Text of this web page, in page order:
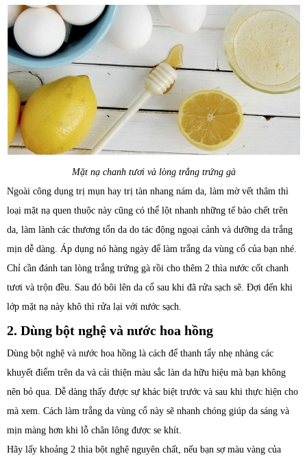
Mặt nạ chanh tươi và lòng trắng trứng gà
Ngoài công dụng trị mụn hay trị tàn nhang nám da, làm mờ vết thâm thì
loại mặt nạ quen thuộc này cũng có thể lột nhanh những tế bào chết trên
da, làm lành các thương tổn da do tác động ngoại cảnh và dưỡng da trắng
mịn dễ dàng. Áp dụng nó hàng ngày để làm trắng da vùng cổ của bạn nhé.
Chỉ cần đánh tan lòng trắng trứng gà rồi cho thêm 2 thìa nước cốt chanh
tươi và trộn đều. Sau đó bôi lên da cổ sau khi đã rửa sạch sẽ. Đợi đến khi
lớp mặt nạ này khô thì rửa lại với nước sạch.
2. Dùng bột nghệ và nước hoa hồng
Dùng bột nghệ và nước hoa hồng là cách để thanh tẩy nhẹ nhàng các
khuyết điểm trên da và cải thiện màu sắc làn da hữu hiệu mà bạn không
nên bỏ qua. Dễ dàng thấy được sự khác biệt trước và sau khi thực hiện cho
mà xem. Cách làm trắng da vùng cổ này sẽ nhanh chóng giúp da sáng và
mịn màng hơn khi lỗ chân lông được se khít.
Hãy lấy khoảng 2 thìa bột nghệ nguyên chất, nếu bạn sợ màu vàng của